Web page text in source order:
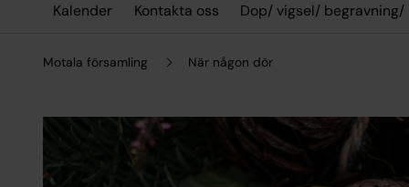
Kalender Kontakta oss Dop/ vigsel/ begravning/
Motala församling När någon dör